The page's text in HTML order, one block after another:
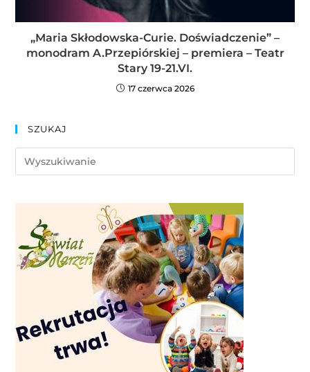
„Maria Skłodowska-Curie. Doświadczenie” –
monodram A.Przepiórskiej – premiera – Teatr
Stary 19-21.VI.
17 czerwca 2026
SZUKAJ